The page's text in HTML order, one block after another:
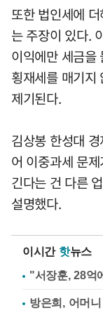
또한 법인세에
는 주장이 있다.
이익에만 세금을
횡재세를 매기지
제기된다.
김상봉 한성대
어 이중과세 문
긴다는 건 다른
설명했다.
이시간 핫뉴스
"서장훈, 28억
방은희, 어머